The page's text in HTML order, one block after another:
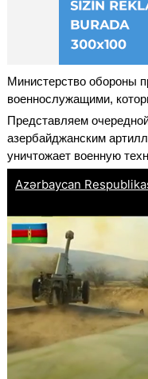
Министерство обороны
военнослужащими,
Представляем
азербайджанским
уничтожает военную